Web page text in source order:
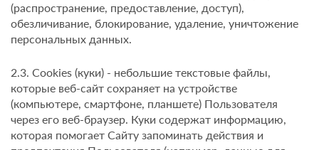
(распространение, предоставление, доступ),
обезличивание, блокирование, удаление, уничтожение
персональных данных.
2.3. Cookies (куки) - небольшие текстовые файлы,
которые веб-сайт сохраняет на устройстве
(компьютере, смартфоне, планшете) Пользователя
через его веб-браузер. Куки содержат информацию,
которая помогает Сайту запоминать действия и